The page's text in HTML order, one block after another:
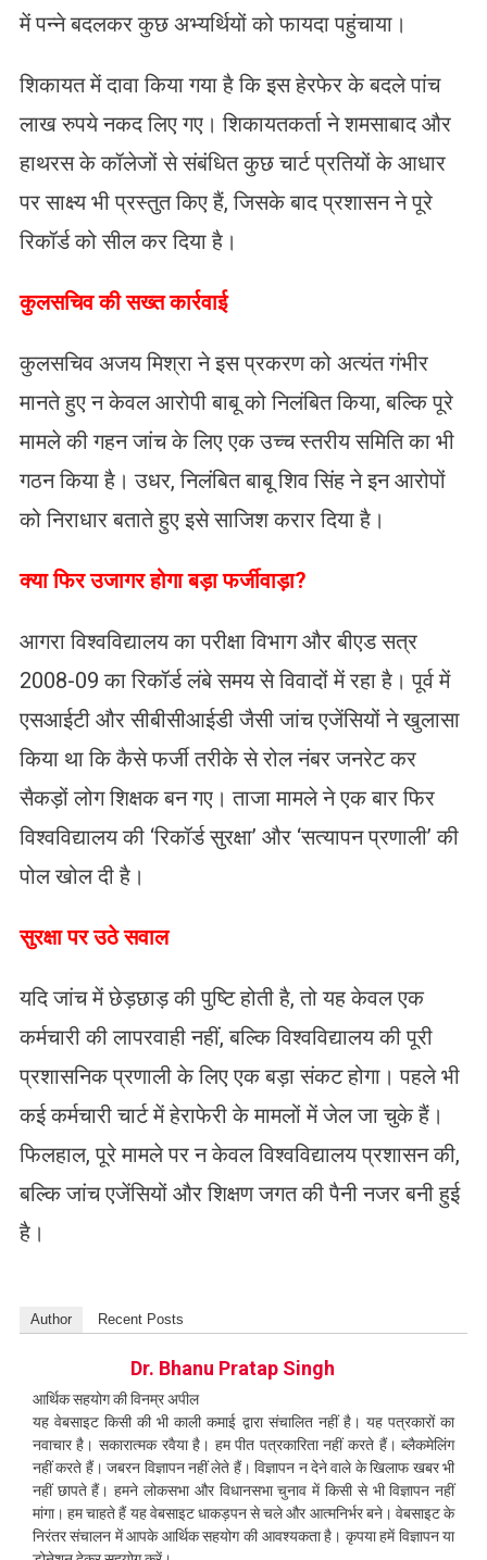
में पन्ने बदलकर कुछ अभ्यर्थियों को फायदा पहुंचाया।
शिकायत में दावा किया गया है कि इस हेरफेर के बदले पांच
लाख रुपये नकद लिए गए। शिकायतकर्ता ने शमसाबाद और
हाथरस के कॉलेजों से संबंधित कुछ चार्ट प्रतियों के आधार
पर साक्ष्य भी प्रस्तुत किए हैं, जिसके बाद प्रशासन ने पूरे
रिकॉर्ड को सील कर दिया है।
कुलसचिव की सख्त कार्रवाई
कुलसचिव अजय मिश्रा ने इस प्रकरण को अत्यंत गंभीर
मानते हुए न केवल आरोपी बाबू को निलंबित किया, बल्कि पूरे
मामले की गहन जांच के लिए एक उच्च स्तरीय समिति का भी
गठन किया है। उधर, निलंबित बाबू शिव सिंह ने इन आरोपों
को निराधार बताते हुए इसे साजिश करार दिया है।
​क्या फिर उजागर होगा बड़ा फर्जीवाड़ा?
आगरा विश्वविद्यालय का परीक्षा विभाग और बीएड सत्र
2008-09 का रिकॉर्ड लंबे समय से विवादों में रहा है। पूर्व में
एसआईटी और सीबीसीआईडी जैसी जांच एजेंसियों ने खुलासा
किया था कि कैसे फर्जी तरीके से रोल नंबर जनरेट कर
सैकड़ों लोग शिक्षक बन गए। ताजा मामले ने एक बार फिर
विश्वविद्यालय की ‘रिकॉर्ड सुरक्षा’ और ‘सत्यापन प्रणाली’ की
पोल खोल दी है।
​सुरक्षा पर उठे सवाल
यदि जांच में छेड़छाड़ की पुष्टि होती है, तो यह केवल एक
कर्मचारी की लापरवाही नहीं, बल्कि विश्वविद्यालय की पूरी
प्रशासनिक प्रणाली के लिए एक बड़ा संकट होगा। पहले भी
कई कर्मचारी चार्ट में हेराफेरी के मामलों में जेल जा चुके हैं।
फिलहाल, पूरे मामले पर न केवल विश्वविद्यालय प्रशासन की,
बल्कि जांच एजेंसियों और शिक्षण जगत की पैनी नजर बनी हुई
है।
Author Recent Posts
Dr. Bhanu Pratap Singh
आर्थिक सहयोग की विनम्र अपील
यह वेबसाइट किसी की भी काली कमाई द्वारा संचालित नहीं है। यह पत्रकारों का
नवाचार है। सकारात्मक रवैया है। हम पीत पत्रकारिता नहीं करते हैं। ब्लैकमेलिंग
नहीं करते हैं। जबरन विज्ञापन नहीं लेते हैं। विज्ञापन न देने वाले के खिलाफ खबर भी
नहीं छापते हैं। हमने लोकसभा और विधानसभा चुनाव में किसी से भी विज्ञापन नहीं
मांगा। हम चाहते हैं यह वेबसाइट धाकड़पन से चले और आत्मनिर्भर बने। वेबसाइट के
निरंतर संचालन में आपके आर्थिक सहयोग की आवश्यकता है। कृपया हमें विज्ञापन या